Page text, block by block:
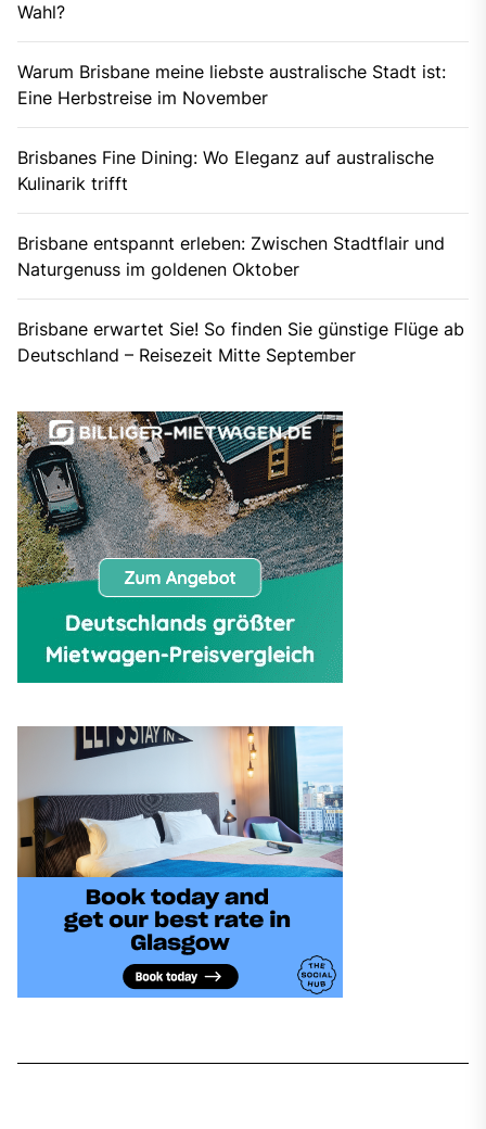
Wahl?
Warum Brisbane meine liebste australische Stadt ist:
Eine Herbstreise im November
Brisbanes Fine Dining: Wo Eleganz auf australische
Kulinarik trifft
Brisbane entspannt erleben: Zwischen Stadtflair und
Naturgenuss im goldenen Oktober
Brisbane erwartet Sie! So finden Sie günstige Flüge ab
Deutschland – Reisezeit Mitte September